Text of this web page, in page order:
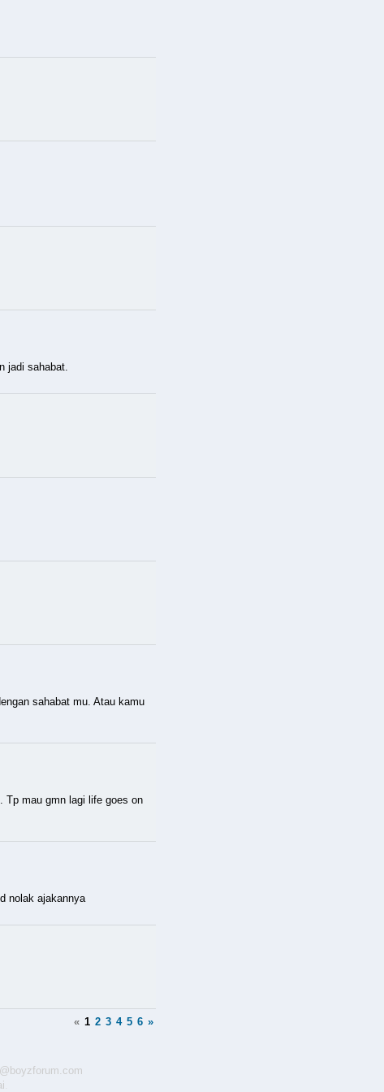
jadi sahabat.
sahabat mu. Atau kamu
Tp mau gmn lagi life goes on
nolak ajakannya
« 1 2 3 4 5 6 »